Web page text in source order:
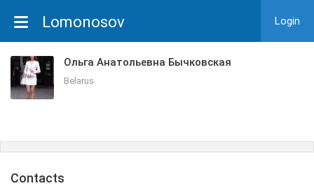
Lomonosov Login
Ольга Анатольевна Бычковская
Belarus
Сontacts